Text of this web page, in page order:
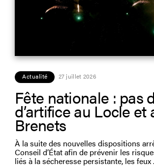
Actualité 27 juillet 2026
Fête nationale : pas
d’artifice au Locle et
Brenets
À la suite des nouvelles dispositions
Conseil d’État afin de prévenir les
liés à la sécheresse persistante, les feux